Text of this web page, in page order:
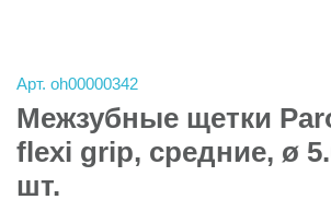
Арт. oh00000342
Межзубные щетки
flexi grip, средние, ø
шт.